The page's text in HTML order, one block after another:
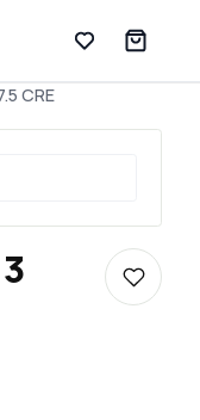
Lista želja
CRE
Dodaj